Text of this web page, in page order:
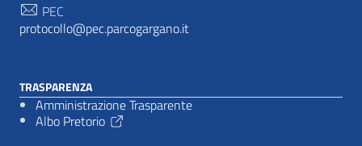
PEC
protocollo@pec.parcogargano.it
TRASPARENZA
Amministrazione Trasparente
Albo Pretorio